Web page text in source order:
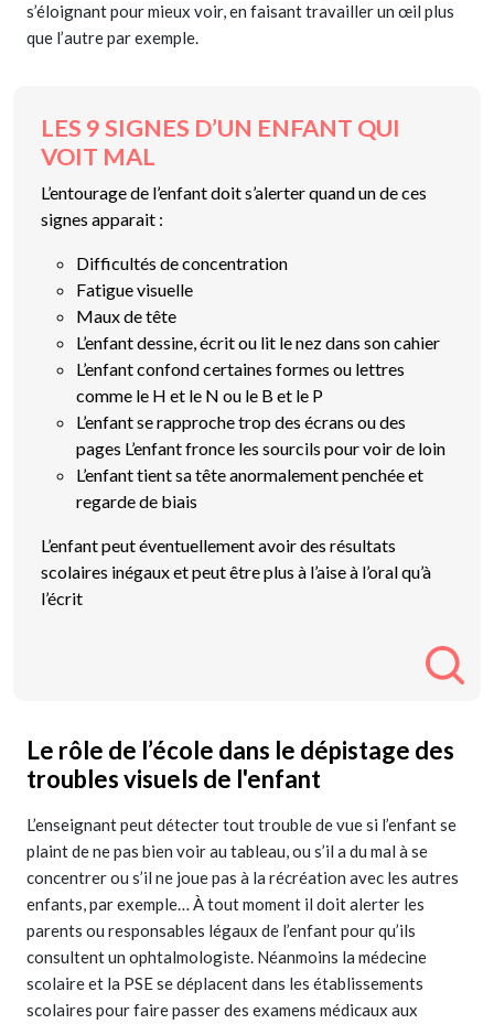
s’éloignant pour mieux voir, en faisant travailler un œil plus
que l’autre par exemple.
LES 9 SIGNES D’UN ENFANT QUI
VOIT MAL
L’entourage de l’enfant doit s’alerter quand un de ces
signes apparait :
Difficultés de concentration
Fatigue visuelle
Maux de tête
L’enfant dessine, écrit ou lit le nez dans son cahier
L’enfant confond certaines formes ou lettres
comme le H et le N ou le B et le P
L’enfant se rapproche trop des écrans ou des
pages L’enfant fronce les sourcils pour voir de loin
L’enfant tient sa tête anormalement penchée et
regarde de biais
L’enfant peut éventuellement avoir des résultats
scolaires inégaux et peut être plus à l’aise à l’oral qu’à
l’écrit
Le rôle de l’école dans le dépistage des
troubles visuels de l'enfant
L’enseignant peut détecter tout trouble de vue si l’enfant se
plaint de ne pas bien voir au tableau, ou s’il a du mal à se
concentrer ou s’il ne joue pas à la récréation avec les autres
enfants, par exemple… À tout moment il doit alerter les
parents ou responsables légaux de l’enfant pour qu’ils
consultent un ophtalmologiste. Néanmoins la médecine
scolaire et la PSE se déplacent dans les établissements
scolaires pour faire passer des examens médicaux aux